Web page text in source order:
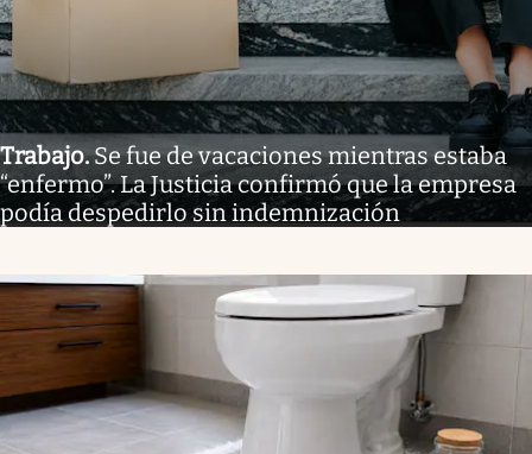
Trabajo.Se fue de vacaciones mientras estaba
“enfermo”. La Justicia confirmó que la empresa
podía despedirlo sin indemnización